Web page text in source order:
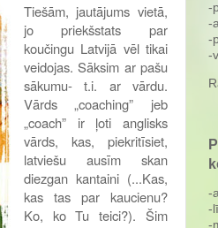
Tiešām, jautājums vietā,
jo priekšstats par
koučingu Latvijā vēl tikai
veidojas. Sāksim ar pašu
sākumu- t.i. ar vārdu.
Vārds „coaching” jeb
„coach” ir ļoti anglisks
vārds, kas, piekritīsiet,
latviešu ausīm skan
diezgan kantaini (...Kas,
kas tas par kaucienu?
Ko, ko Tu teici?). Šim
-
-
-
-
-
-
-